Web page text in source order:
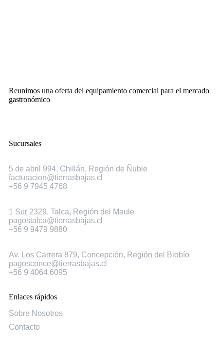
Reunimos una oferta del equipamiento comercial para el mercado
gastronómico
Sucursales
5 de abril 994, Chillán, Región de Ñuble
facturacion@tierrasbajas.cl
+56 9 7945 4768
1 Sur 2329, Talca, Región del Maule
pagostalca@tierrasbajas.cl
+56 9 9479 9880
Av. Los Carrera 879, Concepción, Región del Biobío
pagosconce@tierrasbajas.cl
+56 9 4064 6095
Enlaces rápidos
Sobre Nosotros
Contacto